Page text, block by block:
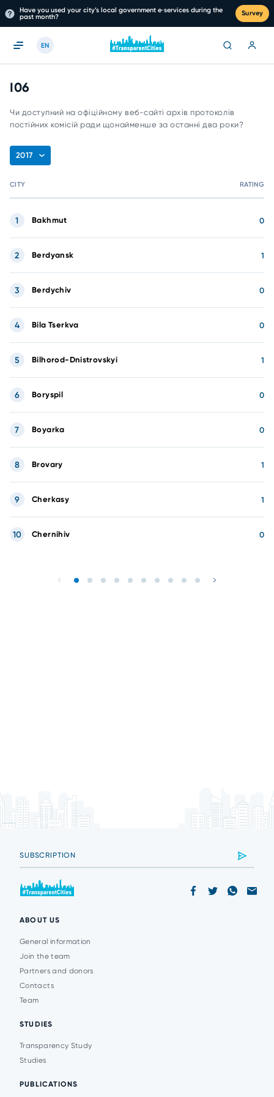
Have you used your city’s local government e‑services during the
past month?
Survey
EN
I06
Чи доступний на офіційному веб-сайті архів протоколів
постійних комісій ради щонайменше за останні два роки?
2017
CITY RATING
Bakhmut 0
1
Berdyansk 1
2
Berdychiv 0
3
Bila Tserkva 0
4
Bilhorod-Dnistrovskyi 1
5
Boryspil 0
6
Boyarka 0
7
Brovary 1
8
Cherkasy 1
9
Chernihiv 0
10
ABOUT US
General information
Join the team
Partners and donors
Contacts
Team
STUDIES
Transparency Study
Studies
PUBLICATIONS